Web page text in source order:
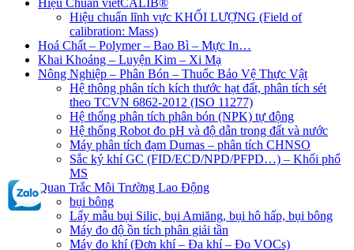
Hiệu Chuẩn vietCALIB®
Hiệu chuẩn lĩnh vực KHỐI LƯỢNG (Field of
calibration: Mass)
Hoá Chất – Polymer – Bao Bì – Mực In…
Khai Khoáng – Luyện Kim – Xi Mạ
Nông Nghiệp – Phân Bón – Thuốc Bảo Vệ Thực Vật
Hệ thông phân tích kích thước hạt đất, phân tích sét
theo TCVN 6862-2012 (ISO 11277)
Hệ thống phân tích phân bón (NPK) tự động
Hệ thống Robot đo pH và độ dẫn trong đất và nước
Máy phân tích đạm Dumas – phân tích CHNSO
Sắc ký khí GC (FID/ECD/NPD/PFPD…) – Khối phổ
MS
Quan Trắc Môi Trường Lao Động
bụi bông
Lấy mẫu bụi Silic, bụi Amiăng, bụi hô hấp, bụi bông
Máy đo độ ồn tích phân giải tần
Máy đo khí (Đơn khí – Đa khí – Đo VOCs)